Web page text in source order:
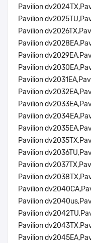
Pavilion
Pavilion
Pavilion
Pavilion
Pavilion
Pavilion
Pavilion
Pavilion
Pavilion
Pavilion
Pavilion
Pavilion
Pavilion
Pavilion
Pavilion
Pavilion
Pavilion
Pavilion
Pavilion
Pavilion